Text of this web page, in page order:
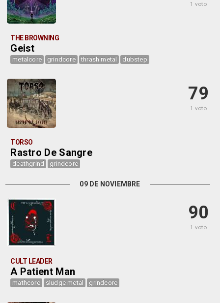
1 voto
THE BROWNING
Geist
metalcore grindcore thrash metal dubstep
79
1 voto
TORSO
Rastro De Sangre
deathgrind grindcore
09 DE NOVIEMBRE
90
1 voto
CULT LEADER
A Patient Man
mathcore sludge metal grindcore